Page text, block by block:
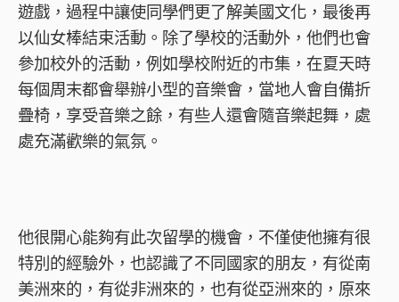
遊戲，過程中讓使同學們更了解美國文化，最後再
以仙女棒結束活動。除了學校的活動外，他們也會
參加校外的活動，例如學校附近的市集，在夏天時
每個周末都會舉辦小型的音樂會，當地人會自備折
疊椅，享受音樂之餘，有些人還會隨音樂起舞，處
處充滿歡樂的氣氛。
他很開心能夠有此次留學的機會，不僅使他擁有很
特別的經驗外，也認識了不同國家的朋友，有從南
美洲來的，有從非洲來的，也有從亞洲來的，原來